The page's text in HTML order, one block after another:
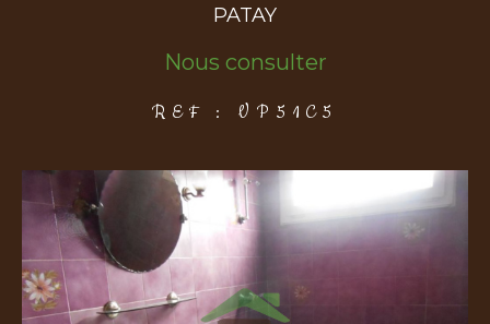
PATAY
Nous consulter
REF : VP51C5
COUPS DE COEUR EXCLUSIVITÉS